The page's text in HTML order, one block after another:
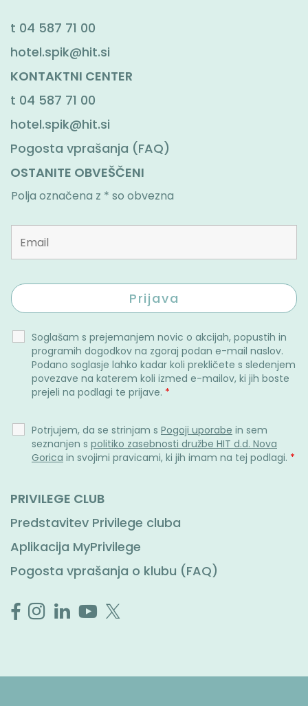
t 04 587 71 00
hotel.spik@hit.si
KONTAKTNI CENTER
t 04 587 71 00
hotel.spik@hit.si
Pogosta vprašanja (FAQ)
OSTANITE OBVEŠČENI
Polja označena z * so obvezna
Soglašam s prejemanjem novic o akcijah, popustih in
programih dogodkov na zgoraj podan e-mail naslov.
Podano soglasje lahko kadar koli prekličete s sledenjem
povezave na katerem koli izmed e-mailov, ki jih boste
prejeli na podlagi te prijave. *
Potrjujem, da se strinjam s Pogoji uporabe in sem
seznanjen s politiko zasebnosti družbe HIT d.d. Nova
Gorica in svojimi pravicami, ki jih imam na tej podlagi. *
PRIVILEGE CLUB
Predstavitev Privilege cluba
Aplikacija MyPrivilege
Pogosta vprašanja o klubu (FAQ)